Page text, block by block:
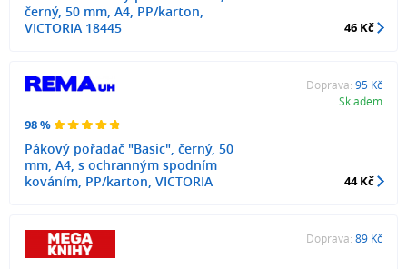
černý, 50 mm, A4, PP/karton,
VICTORIA 18445
46 Kč
98 %
Pákový pořadač "Basic", černý, 50
mm, A4, s ochranným spodním
kováním, PP/karton, VICTORIA
Doprava: 95 Kč
Skladem
44 Kč
Doprava: 89 Kč